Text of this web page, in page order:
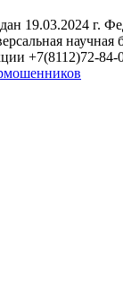
19.03.2024 г.
+7(8112)72-84-